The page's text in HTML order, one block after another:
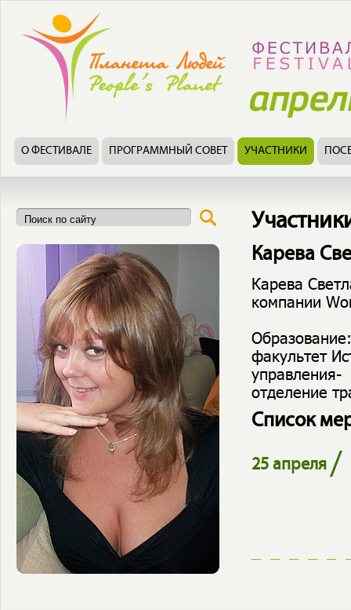
О ФЕСТИВАЛЕ ПРОГРАММНЫЙ СОВЕТ УЧАСТНИКИ
Карева
Карева
компании
факультет
управления-
отделение
Список
25 апреля/